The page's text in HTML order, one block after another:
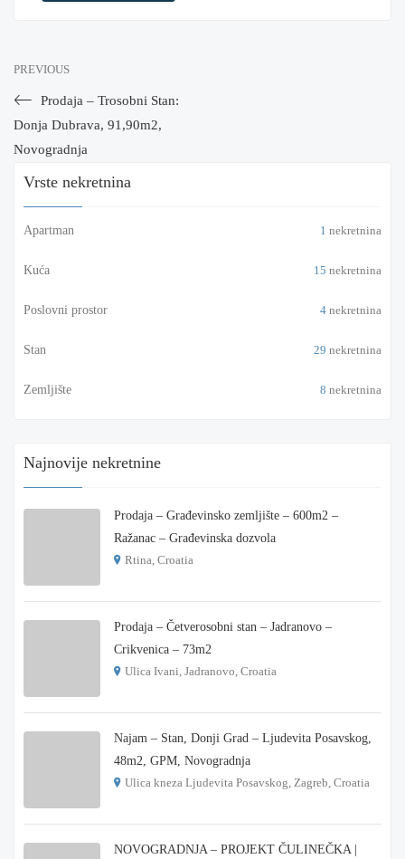
PREVIOUS
Prodaja – Trosobni Stan:
Donja Dubrava, 91,90m2,
Novogradnja
Vrste nekretnina
Apartman 1 nekretnina
Kuća 15 nekretnina
Poslovni prostor 4 nekretnina
Stan 29 nekretnina
Zemljište 8 nekretnina
Najnovije nekretnine
Prodaja – Građevinsko zemljište – 600m2 –
Ražanac – Građevinska dozvola
Rtina, Croatia
Prodaja – Četverosobni stan – Jadranovo –
Crikvenica – 73m2
Ulica Ivani, Jadranovo, Croatia
Najam – Stan, Donji Grad – Ljudevita Posavskog,
48m2, GPM, Novogradnja
Ulica kneza Ljudevita Posavskog, Zagreb, Croatia
NOVOGRADNJA – PROJEKT ČULINEČKA |